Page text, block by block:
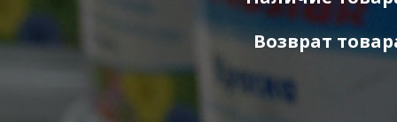
Возврат